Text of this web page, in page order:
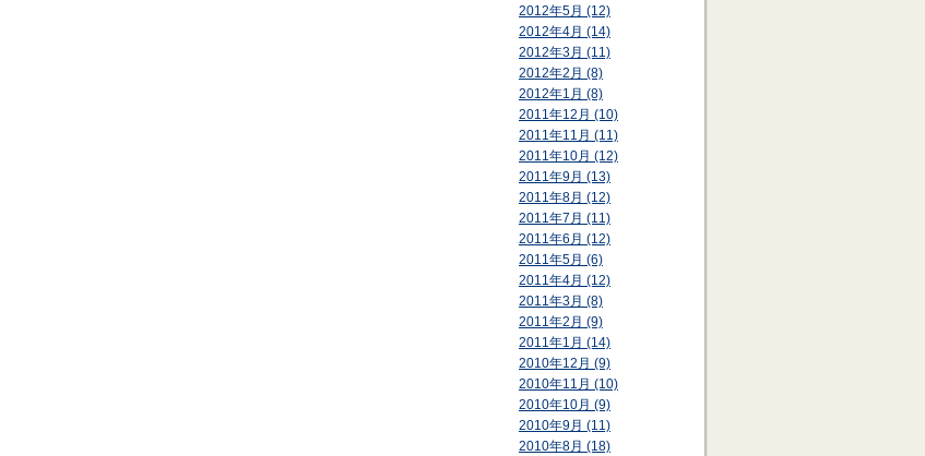
2012年5月 (12)
2012年4月 (14)
2012年3月 (11)
2012年2月 (8)
2012年1月 (8)
2011年12月 (10)
2011年11月 (11)
2011年10月 (12)
2011年9月 (13)
2011年8月 (12)
2011年7月 (11)
2011年6月 (12)
2011年5月 (6)
2011年4月 (12)
2011年3月 (8)
2011年2月 (9)
2011年1月 (14)
2010年12月 (9)
2010年11月 (10)
2010年10月 (9)
2010年9月 (11)
2010年8月 (18)